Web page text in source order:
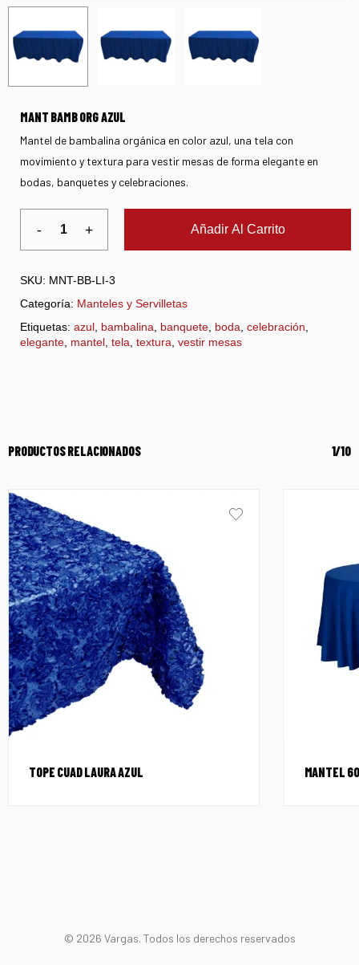
MANT BAMB ORG AZUL
Mantel de bambalina orgánica en color azul, una tela con
movimiento y textura para vestir mesas de forma elegante en
bodas, banquetes y celebraciones.
Añadir Al Carrito
SKU: MNT-BB-LI-3
Categoría: Manteles y Servilletas
Etiquetas: azul bambalina banquete boda celebración
elegante mantel tela textura vestir mesas
PRODUCTOS RELACIONADOS 1/10
TOPE CUAD LAURA AZUL MANTEL
© 2026 Vargas. Todos los derechos reservados